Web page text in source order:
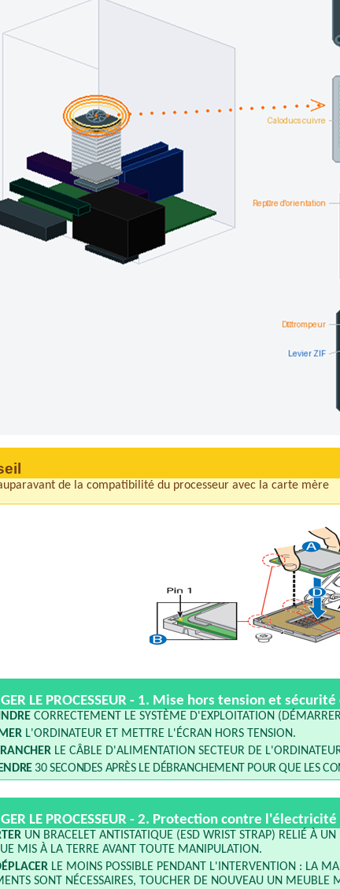
de la compatibilité du processeur avec la carte mère
LE PROCESSEUR - 1. Mise hors tension et
CORRECTEMENT LE SYSTÈME D'EXPLOITATION
L'ORDINATEUR ET METTRE L'ÉCRAN HORS TENSION.
LE CÂBLE D'ALIMENTATION SECTEUR DE
30 SECONDES APRÈS LE DÉBRANCHEMENT POUR QUE LES
LE PROCESSEUR - 2. Protection contre l'électricité
UN BRACELET ANTISTATIQUE (ESD WRIST STRAP) RELIÉ À
MIS À LA TERRE AVANT TOUTE MANIPULATION.
LE MOINS POSSIBLE PENDANT L'INTERVENTION : LA
SONT NÉCESSAIRES, TOUCHER DE NOUVEAU UN